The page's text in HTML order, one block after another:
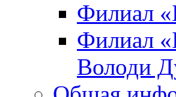
Филиал
Филиал
Володи